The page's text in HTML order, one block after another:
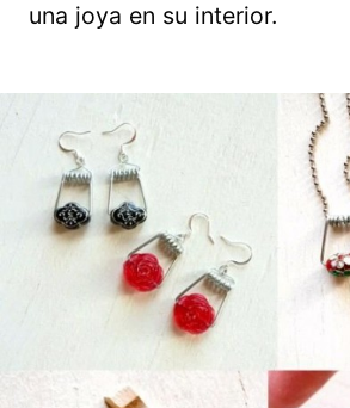
una joya en su interior.